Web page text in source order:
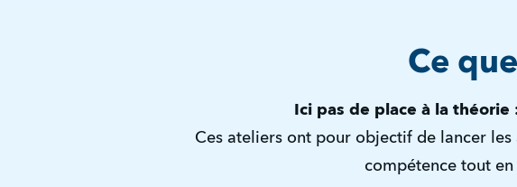
Ce
Ici pas de place à la
Ces ateliers ont pour objectif de lancer
compétence tout